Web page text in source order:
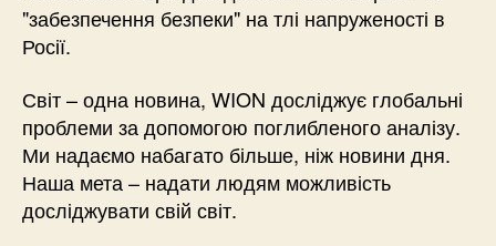
"забезпечення безпеки" на тлі напруженості в
Росії.
Світ – одна новина, WION досліджує глобальні
проблеми за допомогою поглибленого аналізу.
Ми надаємо набагато більше, ніж новини дня.
Наша мета – надати людям можливість
досліджувати свій світ.